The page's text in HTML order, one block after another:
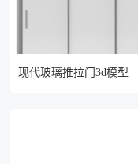
现代玻璃推拉门3d模型